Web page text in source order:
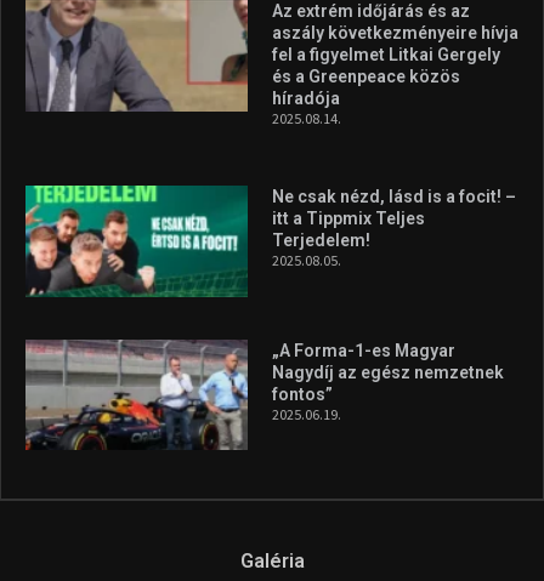
Az extrém időjárás és az
aszály következményeire hívja
fel a figyelmet Litkai Gergely
és a Greenpeace közös
híradója
2025.08.14.
Ne csak nézd, lásd is a focit! –
itt a Tippmix Teljes
Terjedelem!
2025.08.05.
„A Forma-1-es Magyar
Nagydíj az egész nemzetnek
fontos”
2025.06.19.
Galéria